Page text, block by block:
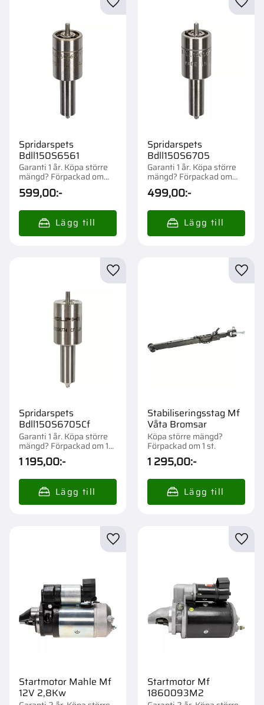
Spridarspets
Bdll150S6561
Garanti 1 år. Köpa större
mängd? Förpackad om
1/12 st.
599,00:-
Lägg till i favoriter
Spridarspets
Bdll150S6705
Garanti 1 år. Köpa större
mängd? Förpackad om
1/12 st.
499,00:-
Spridarspets
Bdll150S6705Cf
Garanti 1 år. Köpa större
mängd? Förpackad om 1
st.
1 195,00:-
Lägg till i favoriter
Stabiliseringsstag Mf
Våta Bromsar
Köpa större mängd?
Förpackad om 1 st.
1 295,00:-
Startmotor Mahle Mf
12V 2,8Kw
Lägg till i favoriter
Startmotor Mf
1860093M2